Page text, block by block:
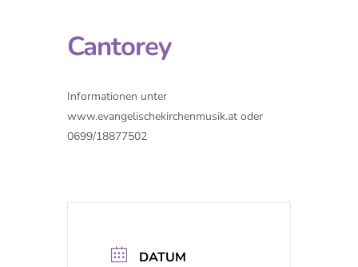
Cantorey
Informationen unter
www.evangelischekirchenmusik.at oder
0699/18877502
DATUM